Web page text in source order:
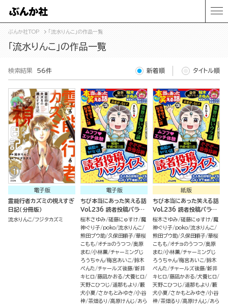
ぶんか社TOP 「流水りんこ」の作品一覧
「流水りんこ」の作品一覧
検索結果 56件 新着順 タイトル順
電子版
霊能行者カズミの視えすぎ
日記（分冊版）
流水りんこ フジタカズミ
電子版
ちび本当にあった笑える話
Vol.236 読者投稿パラダ
イス
桜木さゆみ 磋藤にゅすけ 魔
神ぐり子 poko 流水りんこ
熊田プウ助 久保田順子 華桜
こもも オチョのうつつ 奥原
まむ 小林薫 チャーミングじ
ろうちゃん 梅宮あいこ 鈴木
ぺんた チャールズ後藤 新井
キヒロ 藤凪かおる 犬養ヒロ
天野こひつじ 遥那もより
藪
犬小夏 さかもとみゆき 小谷
梓 茶畑るり 高原けんじ
あら
紙版
ちび本当にあった笑える話
Vol.236 読者投稿パラダ
イス
桜木さゆみ 磋藤にゅすけ 魔
神ぐり子 poko 流水りんこ
熊田プウ助 久保田順子 華桜
こもも オチョのうつつ 奥原
まむ 小林薫 チャーミングじ
ろうちゃん 梅宮あいこ 鈴木
ぺんた チャールズ後藤 新井
キヒロ 藤凪かおる 犬養ヒロ
天野こひつじ 遥那もより
藪
犬小夏 さかもとみゆき 小谷
梓 茶畑るり 高原けんじ
あら